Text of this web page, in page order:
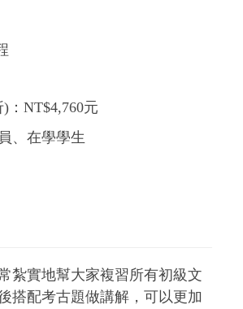
：NT$4,760元
、在學學生
紮實地幫大家複習所有初級文
搭配考古題做講解，可以更加